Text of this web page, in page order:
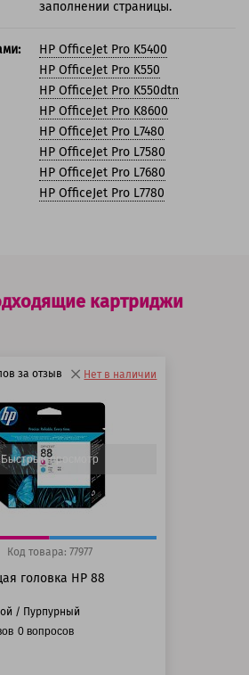
заполнении страницы.
HP OfficeJet Pro K5400
HP OfficeJet Pro K550
HP OfficeJet Pro K550dtn
HP OfficeJet Pro K8600
HP OfficeJet Pro L7480
HP OfficeJet Pro L7580
HP OfficeJet Pro L7680
HP OfficeJet Pro L7780
картриджи
за отзыв Нет в наличии
Быстрый просмотр
Код товара: 77977
головка HP 88
/ Пурпурный
0 вопросов